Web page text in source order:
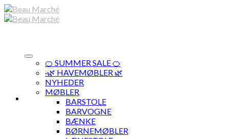
Skip
to
🍊 SUMMER SALE 🍊
·🌿 HAVEMØBLER 🌿
NYHEDER
MØBLER
BARSTOLE
BARVOGNE
BÆNKE
BØRNEMØBLER